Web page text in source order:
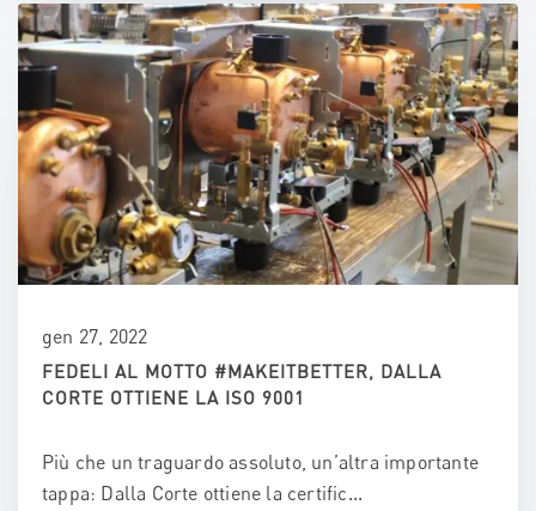
gen 27, 2022
FEDELI AL MOTTO #MAKEITBETTER, DALLA
CORTE OTTIENE LA ISO 9001
Più che un traguardo assoluto, un’altra importante
tappa: Dalla Corte ottiene la certific...